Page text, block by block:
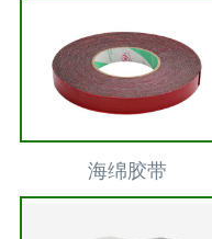
海绵胶带